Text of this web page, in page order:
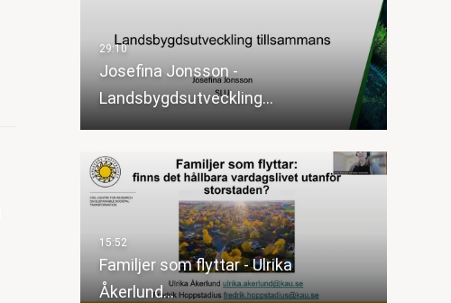
Josefina Jonsson -
Landsbygdsutveckling…
Familjer som flyttar - Ulrika
Åkerlund…